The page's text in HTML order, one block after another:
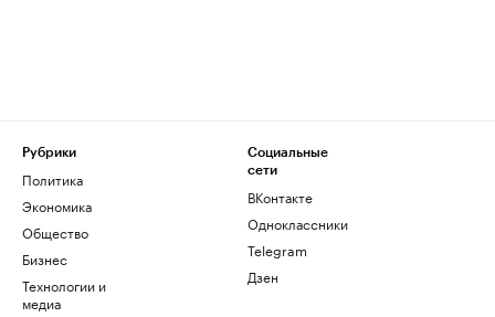
Рубрики
Политика
Экономика
Общество
Бизнес
Технологии и
медиа
Социальные
сети
ВКонтакте
Одноклассники
Telegram
Дзен